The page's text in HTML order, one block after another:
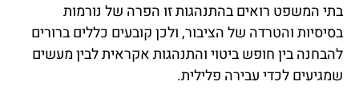
בתי המשפט רואים בהתנהגות זו הפרה של נורמות
בסיסיות והטרדה של הציבור, ולכן קובעים כללים ברורים
להבחנה בין חופש ביטוי והתנהגות אקראית לבין מעשים
שמגיעים לכדי עבירה פלילית.